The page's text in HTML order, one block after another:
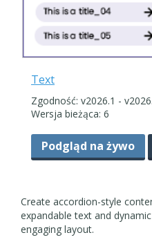
Text
Zgodność: v2026.1 -
Wersja bieżąca: 6
Podgląd na żywo
Create accordion-style
expandable text and
engaging layout.